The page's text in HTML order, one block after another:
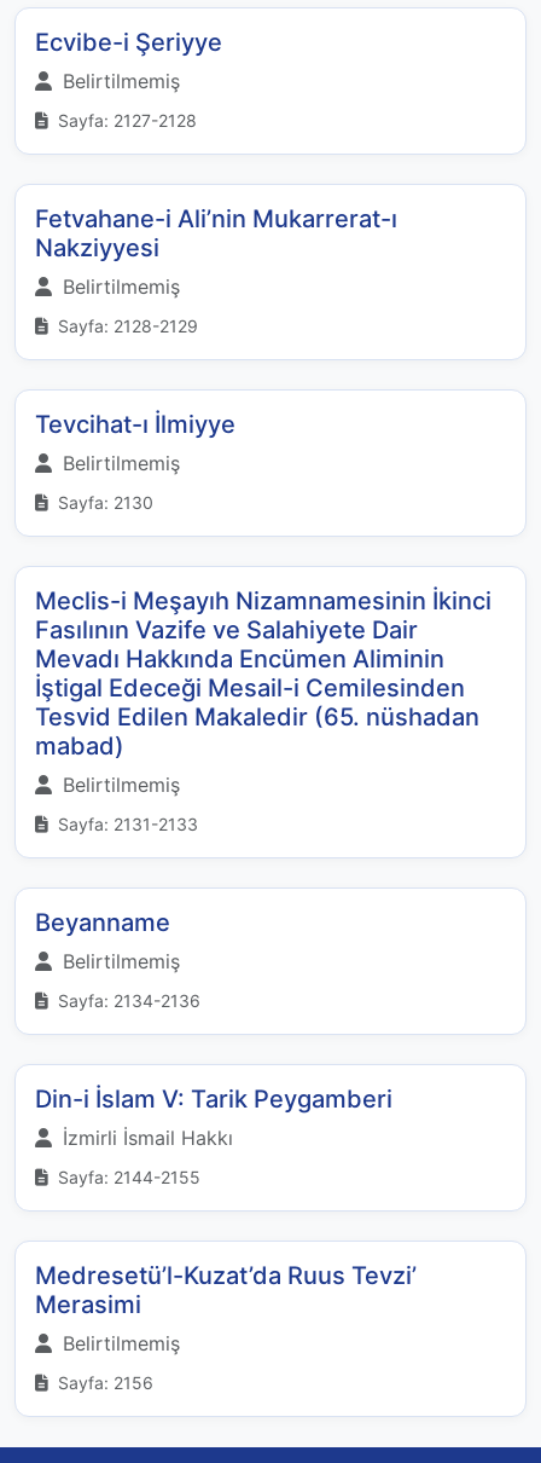
Ecvibe-i Şeriyye
Belirtilmemiş
Sayfa: 2127-2128
Fetvahane-i Ali’nin Mukarrerat-ı
Nakziyyesi
Belirtilmemiş
Sayfa: 2128-2129
Tevcihat-ı İlmiyye
Belirtilmemiş
Sayfa: 2130
Meclis-i Meşayıh Nizamnamesinin İkinci
Fasılının Vazife ve Salahiyete Dair
Mevadı Hakkında Encümen Aliminin
İştigal Edeceği Mesail-i Cemilesinden
Tesvid Edilen Makaledir (65. nüshadan
mabad)
Belirtilmemiş
Sayfa: 2131-2133
Beyanname
Belirtilmemiş
Sayfa: 2134-2136
Din-i İslam V: Tarik Peygamberi
İzmirli İsmail Hakkı
Sayfa: 2144-2155
Medresetü’l-Kuzat’da Ruus Tevzi’
Merasimi
Belirtilmemiş
Sayfa: 2156